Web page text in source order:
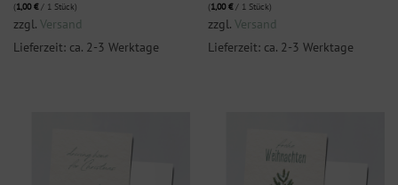
(1,00€/ 1 Stück)
zzgl. Versand
Lieferzeit: ca. 2-3 Werktage
(1,00€/ 1 Stück)
zzgl. Versand
Lieferzeit: ca. 2-3 Werktage